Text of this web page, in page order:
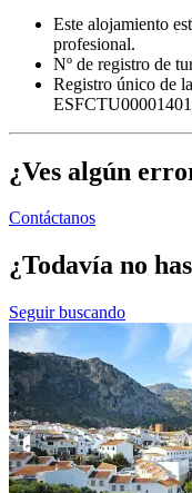
Este alojamiento
profesional.
Nº de registro de
Registro único de
¿Ves algún
Contáctanos
¿Todavía no
Seguir buscando